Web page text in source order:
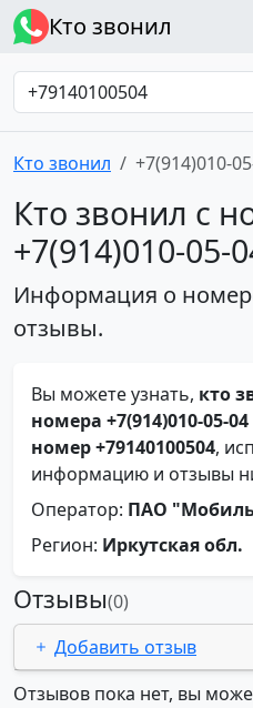
Кто звонил
Кто звонил +7(914)010-
Кто звонил с
+7(914)010-05-
Информация о
отзывы.
Вы можете узнать, кто
номера +7(914)010-05-04
номер +79140100504,
информацию и отзывы
Оператор: ПАО
Регион: Иркутская обл.
Отзывы(0)
Добавить отзыв
Отзывов пока нет, вы